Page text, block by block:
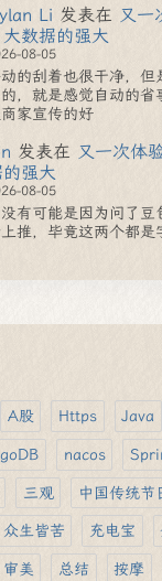
Li 发表在 又一
大数据的强大
08-05
的刮着也很干净，但
，就是感觉自动的
家宣传的好
发表在 又一次体
强大
08-05
有可能是因为问了豆
推，毕竟这两个都是
A股 Https Java
nacos
三观 中国传统节
众生皆苦 充电宝
审美 总结 按摩